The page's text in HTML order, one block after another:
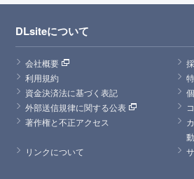
DLsiteについて
会社概要
利用規約
資金決済法に基づく表記
外部送信規律に関する公表
著作権と不正アクセス
リンクについて